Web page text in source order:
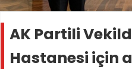
AK Partili
Hastanesi için